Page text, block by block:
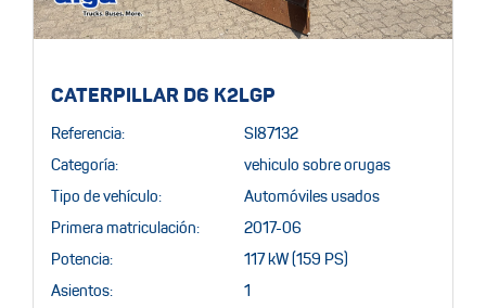
CATERPILLAR D6 K2LGP
Referencia: SI87132
Categoría: vehiculo sobre orugas
Tipo de vehículo: Automóviles usados
Primera matriculación: 2017-06
Potencia: 117 kW (159 PS)
Asientos: 1